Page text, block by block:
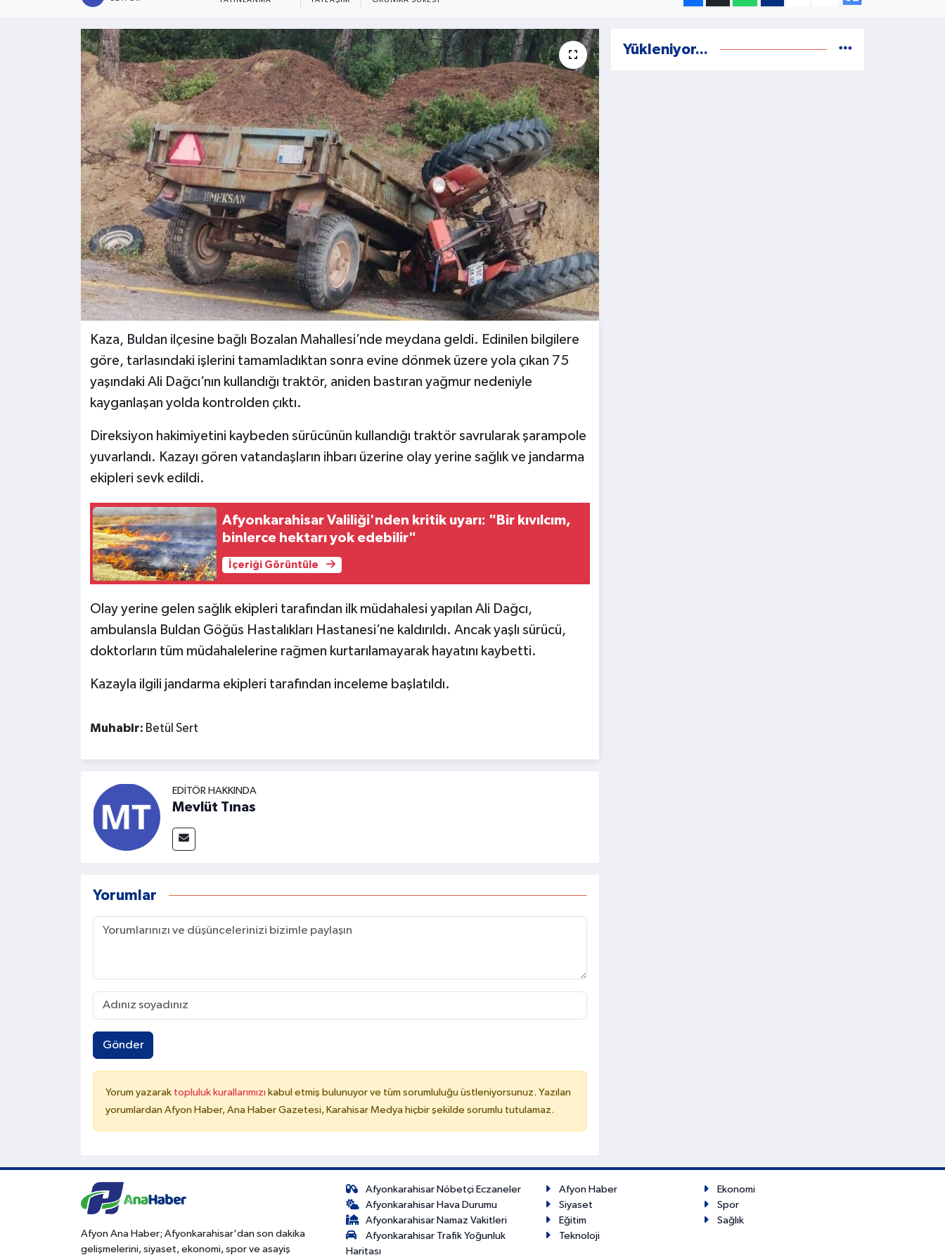
Kaza, Buldan ilçesine bağlı Bozalan Mahallesi’nde meydana geldi. Edinilen bilgilere
göre, tarlasındaki işlerini tamamladıktan sonra evine dönmek üzere yola çıkan 75
yaşındaki Ali Dağcı’nın kullandığı traktör, aniden bastıran yağmur nedeniyle
kayganlaşan yolda kontrolden çıktı.
Direksiyon hakimiyetini kaybeden sürücünün kullandığı traktör savrularak şarampole
yuvarlandı. Kazayı gören vatandaşların ihbarı üzerine olay yerine sağlık ve jandarma
ekipleri sevk edildi.
Afyonkarahisar Valiliği'nden kritik uyarı: "Bir kıvılcım,
binlerce hektarı yok edebilir"
İçeriği Görüntüle
Olay yerine gelen sağlık ekipleri tarafından ilk müdahalesi yapılan Ali Dağcı,
ambulansla Buldan Göğüs Hastalıkları Hastanesi’ne kaldırıldı. Ancak yaşlı sürücü,
doktorların tüm müdahalelerine rağmen kurtarılamayarak hayatını kaybetti.
Kazayla ilgili jandarma ekipleri tarafından inceleme başlatıldı.
Muhabir: Betül Sert
EDITÖR HAKKINDA
Mevlüt Tınas
Yorumlar
Gönder
Yorum yazarak topluluk kurallarımızı kabul etmiş bulunuyor ve tüm sorumluluğu üstleniyorsunuz. Yazılan
yorumlardan Afyon Haber, Ana Haber Gazetesi, Karahisar Medya hiçbir şekilde sorumlu tutulamaz.
Yükleniyor...
Afyon Ana Haber; Afyonkarahisar'dan son dakika
gelişmelerini, siyaset, ekonomi, spor ve asayiş
Afyonkarahisar Nöbetçi Eczaneler
Afyonkarahisar Hava Durumu
Afyonkarahisar Namaz Vakitleri
Afyonkarahisar Trafik Yoğunluk
Haritası
Afyon Haber
Ekonomi
Siyaset
Spor
Eğitim
Sağlık
Teknoloji